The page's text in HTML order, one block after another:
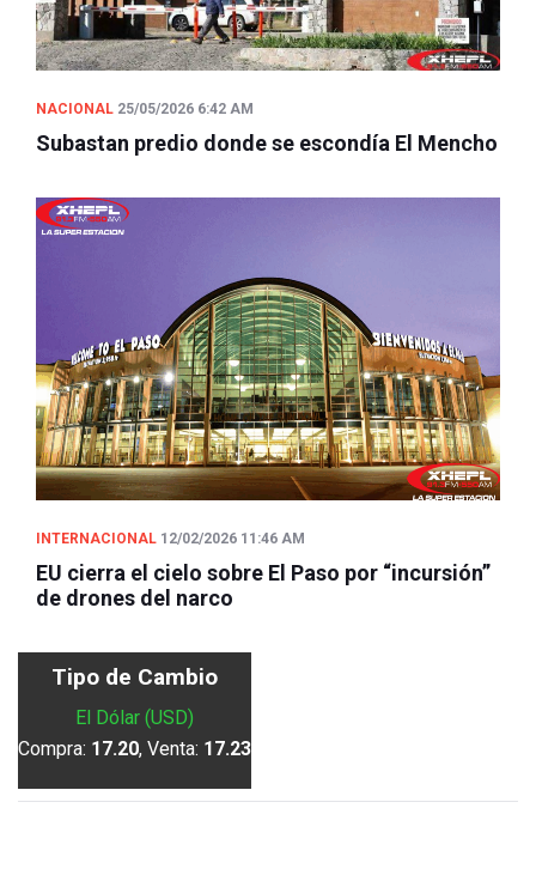
NACIONAL 25/05/2026 6:42 AM
Subastan predio donde se escondía El Mencho
INTERNACIONAL 12/02/2026 11:46 AM
EU cierra el cielo sobre El Paso por “incursión”
de drones del narco
Tipo de Cambio
El Dólar (USD)
Compra: 17.20, Venta: 17.23